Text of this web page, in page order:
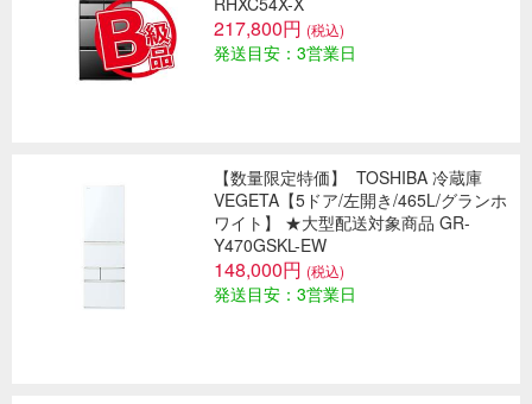
217,800円 (税込)
発送目安：3営業日
【数量限定特価】
TOSHIBA 冷蔵庫
VEGETA【5ドア/左開き/465L/グランホ
ワイト】 ★大型配送対象商品 GR-
Y470GSKL-EW
148,000円 (税込)
発送目安：3営業日